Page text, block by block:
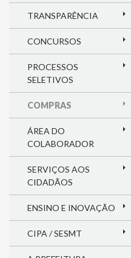
TRANSPARÊNCIA
CONCURSOS
PROCESSOS
SELETIVOS
COMPRAS
ÁREA DO
COLABORADOR
SERVIÇOS AOS
CIDADÃOS
ENSINO E INOVAÇÃO
CIPA / SESMT